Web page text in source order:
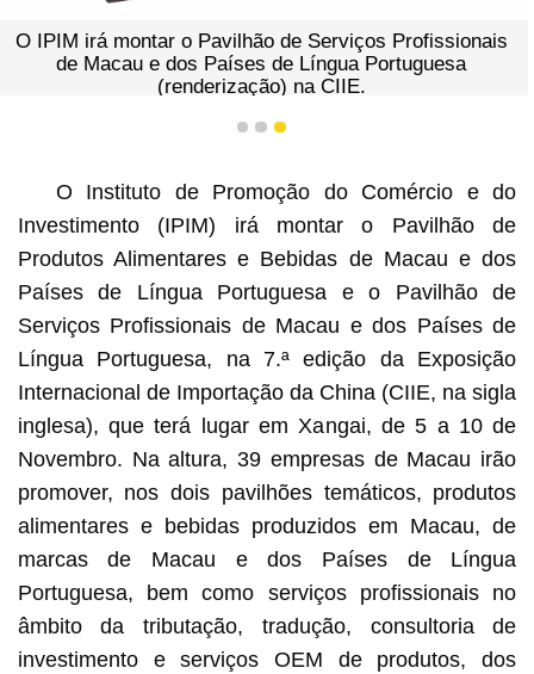
O IPIM irá montar o Pavilhão de Serviços Profissionais
de Macau e dos Países de Língua Portuguesa
(renderização) na CIIE.
1 2 3
O Instituto de Promoção do Comércio e do
Investimento (IPIM) irá montar o Pavilhão de
Produtos Alimentares e Bebidas de Macau e dos
Países de Língua Portuguesa e o Pavilhão de
Serviços Profissionais de Macau e dos Países de
Língua Portuguesa, na 7.ª edição da Exposição
Internacional de Importação da China (CIIE, na sigla
inglesa), que terá lugar em Xangai, de 5 a 10 de
Novembro. Na altura, 39 empresas de Macau irão
promover, nos dois pavilhões temáticos, produtos
alimentares e bebidas produzidos em Macau, de
marcas de Macau e dos Países de Língua
Portuguesa, bem como serviços profissionais no
âmbito da tributação, tradução, consultoria de
investimento e serviços OEM de produtos, dos